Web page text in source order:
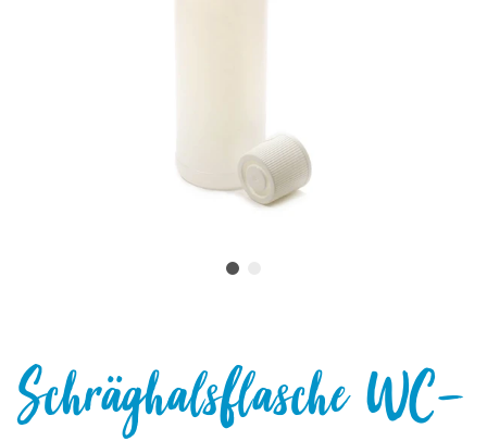
Schräghalsflasche WC-